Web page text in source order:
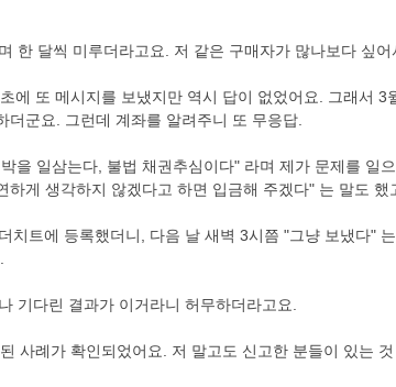
한 달씩 미루더라고요. 저 같은 구매자가 많나보다 싶
에 또 메시지를 보냈지만 역시 답이 없었어요. 그래서
군요. 그런데 계좌를 알려주니 또 무응답.
을 일삼는다, 불법 채권추심이다" 라며 제가 문제를 일
게 생각하지 않겠다고 하면 입금해 주겠다" 는 말도
치트에 등록했더니, 다음 날 새벽 3시쯤 "그냥 보냈다"
기다린 결과가 이거라니 허무하더라고요.
사례가 확인되었어요. 저 말고도 신고한 분들이 있는